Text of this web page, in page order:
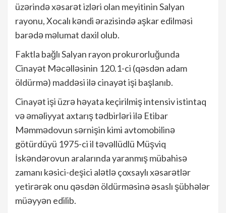
üzərində xəsarət izləri olan meyitinin Salyan
rayonu, Xocalı kəndi ərazisində aşkar edilməsi
barədə məlumat daxil olub.
Faktla bağlı Salyan rayon prokurorluğunda
Cinayət Məcəlləsinin 120.1-ci (qəsdən adam
öldürmə) maddəsi ilə cinayət işi başlanıb.
Cinayət işi üzrə həyata keçirilmiş intensiv istintaq
və əməliyyat axtarış tədbirləri ilə Etibar
Məmmədovun sərnişin kimi avtomobilinə
götürdüyü 1975-ci il təvəllüdlü Müşviq
İskəndərovun aralarında yaranmış mübahisə
zamanı kəsici-deşici alətlə çoxsaylı xəsarətlər
yetirərək onu qəsdən öldürməsinə əsaslı şübhələr
müəyyən edilib.